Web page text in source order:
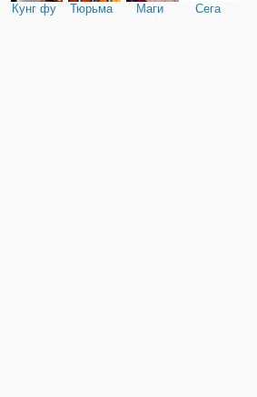
Кунг фу Тюрьма Маги Сега